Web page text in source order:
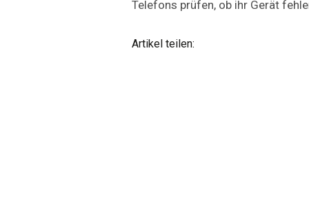
Telefons prüfen, ob ihr Gerät
Artikel teilen: